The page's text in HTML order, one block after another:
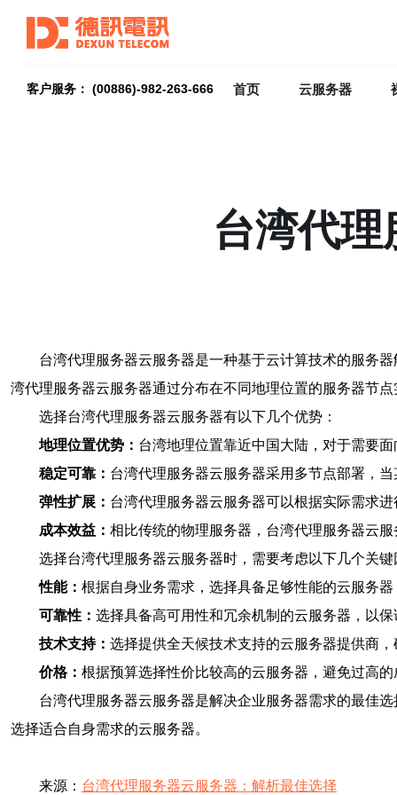
客户服务： (00886)-982-263-666 首页 云服务器
台湾代
台湾代理服务器云服务器是一种基于云计算技术的服务
湾代理服务器云服务器通过分布在不同地理位置的服务器节
选择台湾代理服务器云服务器有以下几个优势：
地理位置优势： 台湾地理位置靠近中国大陆，对于需要
稳定可靠： 台湾代理服务器云服务器采用多节点部署，
弹性扩展： 台湾代理服务器云服务器可以根据实际需求
成本效益： 相比传统的物理服务器，台湾代理服务器云
选择台湾代理服务器云服务器时，需要考虑以下几个关键
性能： 根据自身业务需求，选择具备足够性能的云服务
可靠性： 选择具备高可用性和冗余机制的云服务器，以
技术支持： 选择提供全天候技术支持的云服务器提供商
价格： 根据预算选择性价比较高的云服务器，避免过高
台湾代理服务器云服务器是解决企业服务器需求的最佳
选择适合自身需求的云服务器。
来源： 台湾代理服务器云服务器：解析最佳选择